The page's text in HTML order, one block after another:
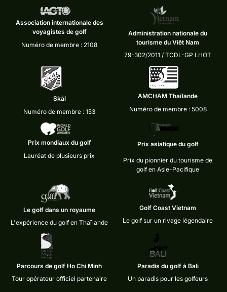
Association internationale des
voyagistes de golf
Numéro de membre : 2108
Administration nationale du
tourisme du Viêt Nam
79-302/2011 / TCDL-GP LHOT
Skål
Numéro de membre : 153
AMCHAM Thaïlande
Numéro de membre : 5008
Prix mondiaux du golf
Lauréat de plusieurs prix
Prix asiatique du golf
Prix du pionnier du tourisme de
golf en Asie-Pacifique
Le golf dans un royaume
L'expérience du golf en Thaïlande
Golf Coast Vietnam
Le golf sur un rivage légendaire
Parcours de golf Ho Chi Minh
Tour opérateur officiel partenaire
Paradis du golf à Bali
Un paradis pour les golfeurs